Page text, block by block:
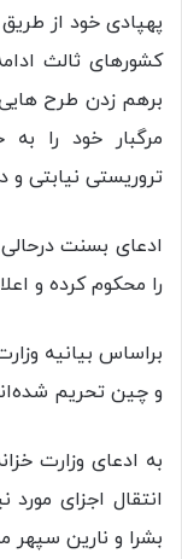
پهپادی خود از
کشورهای ثالث
برهم زدن طرح
مرگبار خود را
تروریستی نیابتی و
ادعای بسنت
را محکوم کرده و
و چین تحریم
به ادعای وزارت
بشرا و نارین